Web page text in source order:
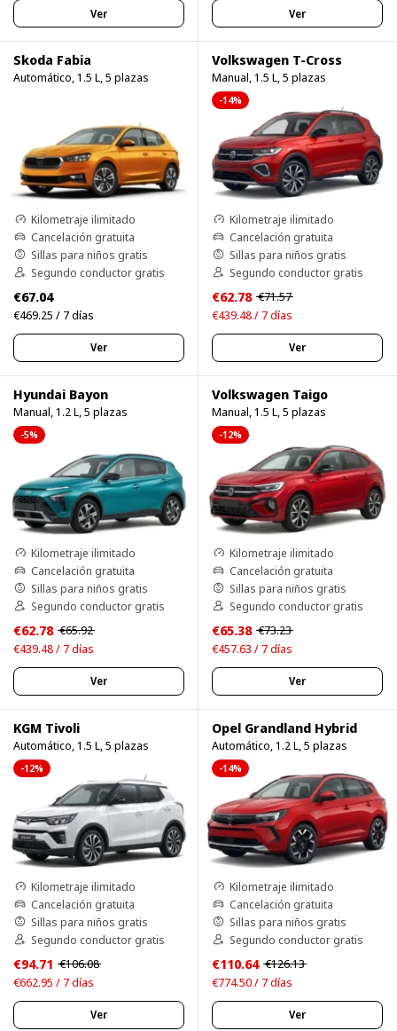
Ver Ver
Skoda Fabia
Automático, 1.5 L, 5 plazas
Kilometraje ilimitado
Cancelación gratuita
Sillas para niños gratis
Segundo conductor gratis
€67.04
€469.25 / 7 días
Ver
Volkswagen T-Cross
Manual, 1.5 L, 5 plazas
-14%
Kilometraje ilimitado
Cancelación gratuita
Sillas para niños gratis
Segundo conductor gratis
€62.78 €71.57
€439.48 / 7 días
Ver
Hyundai Bayon
Manual, 1.2 L, 5 plazas
-5%
Kilometraje ilimitado
Cancelación gratuita
Sillas para niños gratis
Segundo conductor gratis
€62.78 €65.92
€439.48 / 7 días
Ver
Volkswagen Taigo
Manual, 1.5 L, 5 plazas
-12%
Kilometraje ilimitado
Cancelación gratuita
Sillas para niños gratis
Segundo conductor gratis
€65.38 €73.23
€457.63 / 7 días
Ver
KGM Tivoli
Automático, 1.5 L, 5 plazas
-12%
Kilometraje ilimitado
Cancelación gratuita
Sillas para niños gratis
Segundo conductor gratis
€94.71 €106.08
€662.95 / 7 días
Ver
Opel Grandland Hybrid
Automático, 1.2 L, 5 plazas
-14%
Kilometraje ilimitado
Cancelación gratuita
Sillas para niños gratis
Segundo conductor gratis
€110.64 €126.13
€774.50 / 7 días
Ver